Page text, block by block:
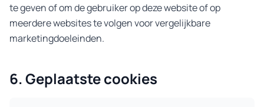
te geven of om de gebruiker op deze website of op
meerdere websites te volgen voor vergelijkbare
marketingdoeleinden.
6. Geplaatste cookies